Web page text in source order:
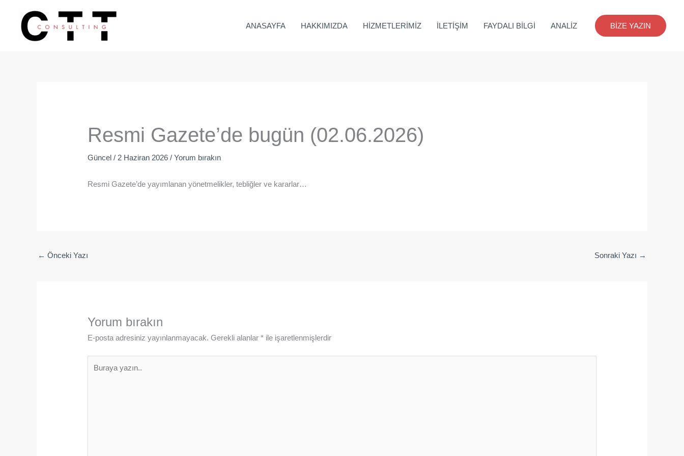
ANASAYFA
HAKKIMIZDA HİZMETLERİMİZ İLETİŞİM FAYDALI BİLGİ ANALİZ BİZE YAZIN
Resmi Gazete’de bugün (02.06.2026)
Güncel / 2 Haziran 2026/Yorum bırakın
Resmi Gazete’de yayımlanan yönetmelikler, tebliğler ve kararlar…
← Önceki Yazı Sonraki Yazı →
Yorum bırakın
E-posta adresiniz yayınlanmayacak. Gerekli alanlar* ile işaretlenmişlerdir
yazın..